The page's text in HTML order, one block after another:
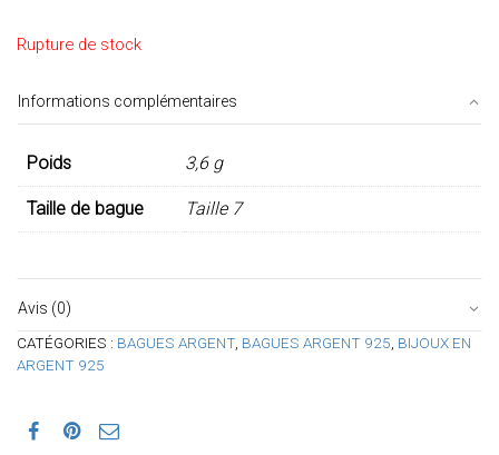
Rupture de stock
Informations complémentaires
Poids 3,6 g
Taille de bague Taille 7
Avis (0)
CATÉGORIES : BAGUES ARGENT, BAGUES ARGENT 925, BIJOUX EN
ARGENT 925